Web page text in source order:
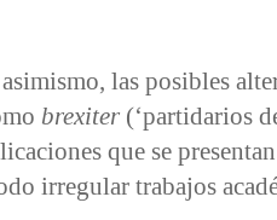
las posibles
brexiter (‘partidarios
que se
irregular trabajos